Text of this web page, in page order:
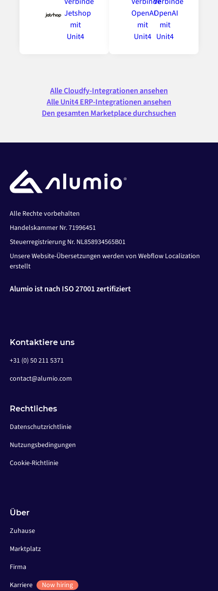
Alle Cloudfy-Integrationen ansehen
Alle Unit4 ERP-Integrationen ansehen
Den gesamten Marketplace durchsuchen
Alle Rechte vorbehalten
Handelskammer Nr. 71996451
Steuerregistrierung Nr. NL858934565B01
Unsere Website-Übersetzungen werden von Webflow Localization
erstellt
Alumio ist nach ISO 27001 zertifiziert
Kontaktiere uns
+31 (0) 50 211 5371
contact@alumio.com
Rechtliches
Datenschutzrichtlinie
Nutzungsbedingungen
Cookie-Richtlinie
Über
Zuhause
Marktplatz
Firma
Karriere
Now hiring